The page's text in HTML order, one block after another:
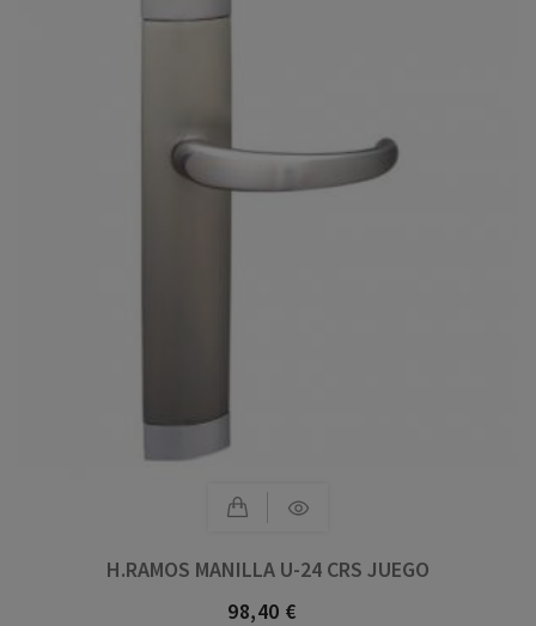
H.RAMOS MANILLA U-24 CRS JUEGO
Precio
98,40 €